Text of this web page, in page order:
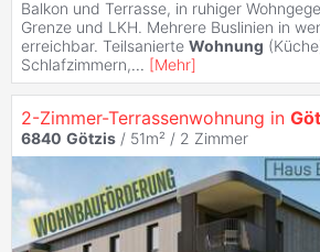
Balkon und Terrasse, in ruhiger
Grenze und LKH. Mehrere Buslinien in
erreichbar. Teilsanierte Wohnung
Schlafzimmern,... [Mehr]
2-Zimmer-Terrassenwohnung in
6840 Götzis / 51m² / 2 Zimmer